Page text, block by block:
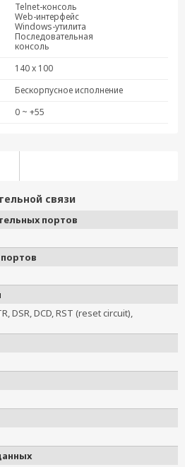
Telnet-консоль
Web-интерфейс
Windows-утилита
Последовательная
консоль
140 x 100
Бескорпусное исполнение
0 ~ +55
связи
портов
DSR, DCD, RST (reset circuit),